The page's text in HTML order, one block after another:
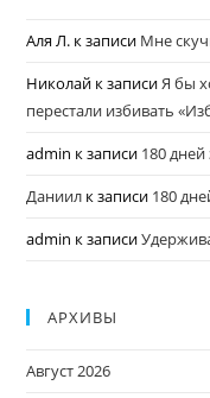
Аля Л. к записи Мне
Николай к записиЯ бы
перестали избивать
admin к записи 180
Даниил к записи 180
admin к записи
АРХИВЫ
Август 2026